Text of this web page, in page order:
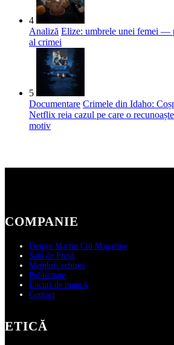
4
Analiză Elize: umbrele unei femei —
al crimei
5
Documentare Crimele din Idaho:
Netflix reia cazul pe care o
motiv
COMPANIE
Despre Martin Cid Magazine
Sală de Presă
Membrii echipei
Publicitate
Locuri de muncă
Contact
ETICĂ